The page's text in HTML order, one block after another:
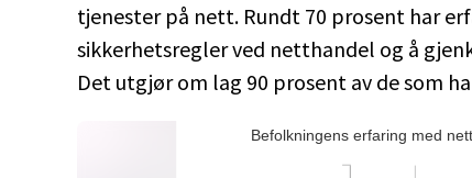
tjenester på nett. Rundt 70 prosent har
sikkerhetsregler ved netthandel og å
Det utgjør om lag 90 prosent av de som